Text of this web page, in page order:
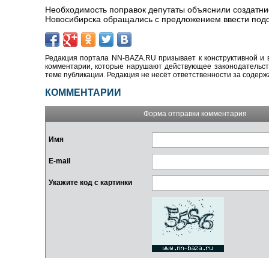
Необходимость поправок депутаты объяснили
Новосибирска обращались с предложением ввести
Редакция портала NN-BAZA.RU призывает к конструктивной
комментарии, которые нарушают действующее
теме публикации. Редакция не несёт ответственности за
КОММЕНТАРИИ
Форма отправки комментария
Имя
E-mail
Укажите код с картинки